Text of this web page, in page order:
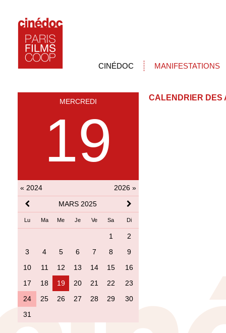
CINÉDOC MANIFESTATIONS
MERCREDI
19
« 2024
2026 »
MARS 2025
Lu Ma Me Je Ve Sa Di
1
2
3
4 5 6 7 8
9
10
11 12 13 14 15
16
17
18 19 20 21 22
23
24
25 26 27 28 29
30
31
CALENDRIER DES